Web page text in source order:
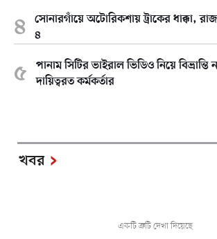
সোনারগাঁয়ে অটোরিকশায় ট্রাকের ধাক্কা,
৪
পানাম সিটির ভাইরাল ভিডিও নিয়ে
দায়িত্বরত কর্মকর্তার
খবর
একটি ত্রুটি দেখা দিয়েছে